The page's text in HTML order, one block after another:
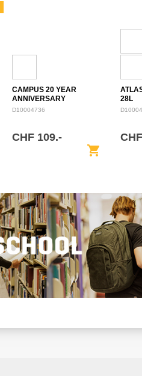
CAMPUS 20 YEAR
ANNIVERSARY
BACKPACK 28L
D10004736
CHF 109.-
shopping_cart
28L